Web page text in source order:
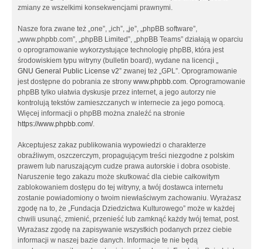
zmiany ze wszelkimi konsekwencjami prawnymi.
Nasze fora zwane też „one”, „ich”, „je”, „phpBB software”,
„www.phpbb.com”, „phpBB Limited”, „phpBB Teams” działają w oparciu
o oprogramowanie wykorzystujące technologię phpBB, która jest
środowiskiem typu witryny (bulletin board), wydane na licencji „
GNU General Public License v2” zwanej też „GPL”. Oprogramowanie
jest dostępne do pobrania ze strony www.phpbb.com. Oprogramowanie
phpBB tylko ułatwia dyskusje przez internet, a jego autorzy nie
kontrolują tekstów zamieszczanych w internecie za jego pomocą.
Więcej informacji o phpBB można znaleźć na stronie
https://www.phpbb.com/.
Akceptujesz zakaz publikowania wypowiedzi o charakterze
obraźliwym, oszczerczym, propagującym treści niezgodne z polskim
prawem lub naruszającym cudze prawa autorskie i dobra osobiste.
Naruszenie tego zakazu może skutkować dla ciebie całkowitym
zablokowaniem dostępu do tej witryny, a twój dostawca internetu
zostanie powiadomiony o twoim niewłaściwym zachowaniu. Wyrażasz
zgodę na to, że „Fundacja Dziedzictwa Kulturowego” może w każdej
chwili usunąć, zmienić, przenieść lub zamknąć każdy twój temat, post.
Wyrażasz zgodę na zapisywanie wszystkich podanych przez ciebie
informacji w naszej bazie danych. Informacje te nie będą